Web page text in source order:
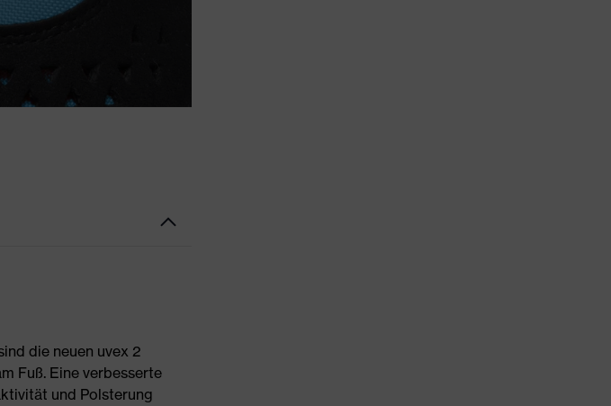
die neuen uvex 2
Fuß. Eine verbesserte
und Polsterung